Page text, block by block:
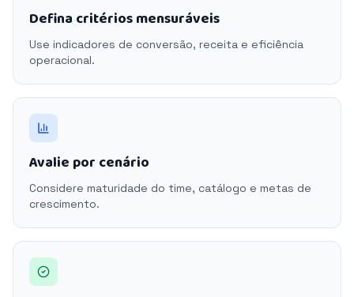
Defina critérios mensuráveis
Use indicadores de conversão, receita e eficiência
operacional.
Avalie por cenário
Considere maturidade do time, catálogo e metas de
crescimento.